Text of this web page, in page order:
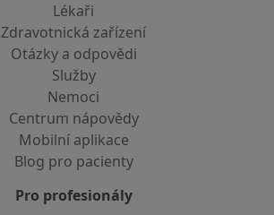
Lékaři
Zdravotnická zařízení
Otázky a odpovědi
Služby
Nemoci
Centrum nápovědy
Mobilní aplikace
Blog pro pacienty
Pro profesionály